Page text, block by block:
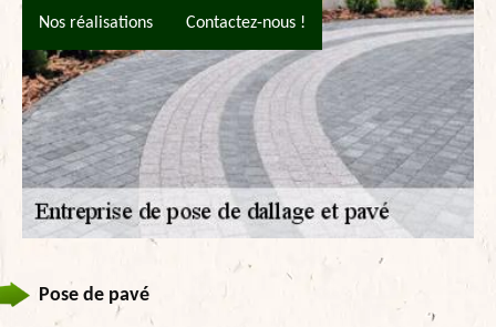
Nos réalisations Contactez-nous !
Pose de pavé